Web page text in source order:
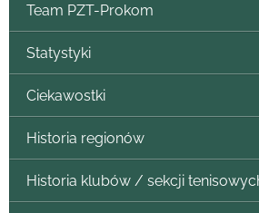
Team PZT-Prokom
Statystyki
Ciekawostki
Historia regionów
Historia klubów / sekcji